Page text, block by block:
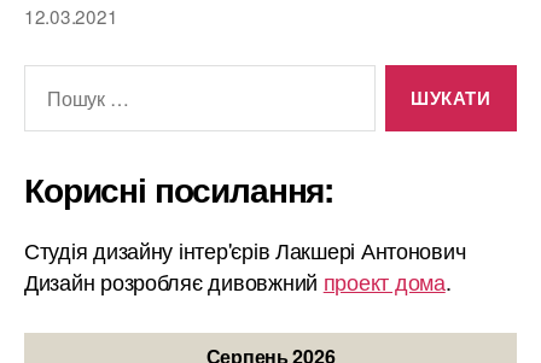
12.03.2021
Корисні посилання:
Студія дизайну інтер'єрів Лакшері Антонович
Дизайн розробляє дивовжний проект дома.
Серпень 2026